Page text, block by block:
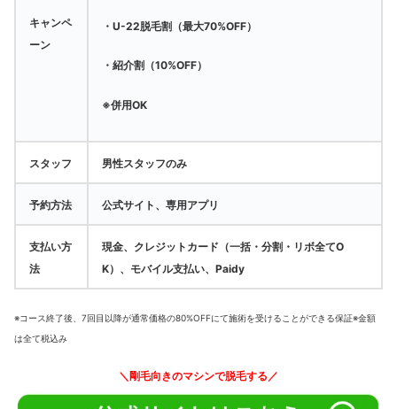
キャンペ
ーン
・U-22脱毛割（最大70%OFF）
・紹介割（10%OFF）
※併用OK
スタッフ 男性スタッフのみ
予約方法 公式サイト、専用アプリ
支払い方
法
現金、クレジットカード（一括・分割・リボ全てO
K）、モバイル支払い、Paidy
※コース終了後、7回目以降が通常価格の80%OFFにて施術を受けることができる保証※金額
は全て税込み
＼剛毛向きのマシンで脱毛する／